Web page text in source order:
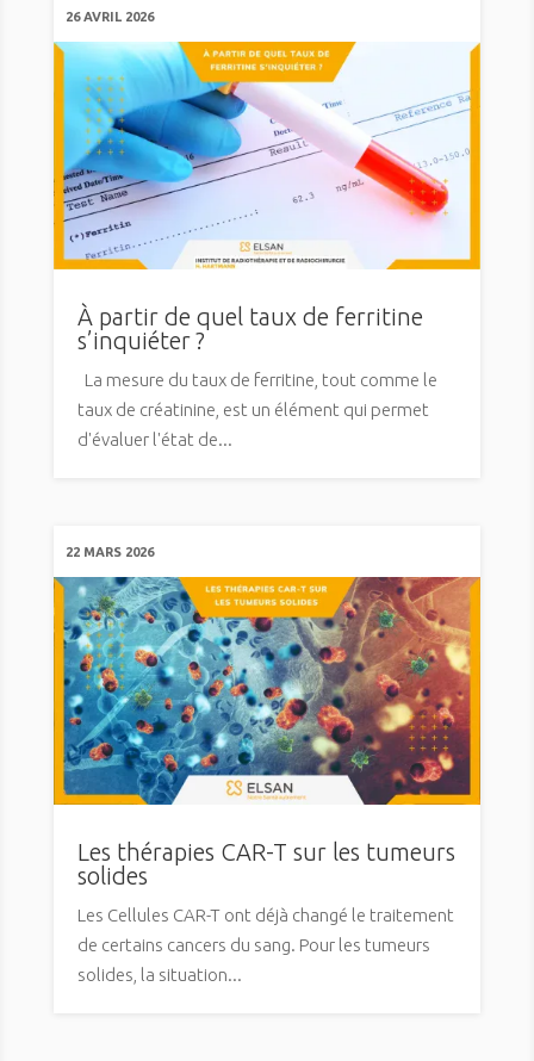
26 AVRIL 2026
À partir de quel taux de ferritine
s’inquiéter ?
La mesure du taux de ferritine, tout comme le
taux de créatinine, est un élément qui permet
d'évaluer l'état de...
22 MARS 2026
Les thérapies CAR-T sur les tumeurs
solides
Les Cellules CAR-T ont déjà changé le traitement
de certains cancers du sang. Pour les tumeurs
solides, la situation...